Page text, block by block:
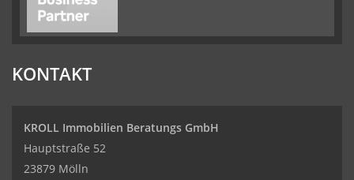
KONTAKT
KROLL Immobilien Beratungs GmbH
Hauptstraße 52
23879 Mölln